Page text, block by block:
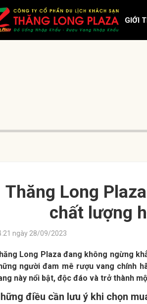
GIỚI
Thăng Long
chất lượng
ngày 28/09/2023
Long Plaza đang không ngừng
người đam mê rượu vang chính
này nổi bật, độc đáo và trở thành
điều cần lưu ý khi chọn